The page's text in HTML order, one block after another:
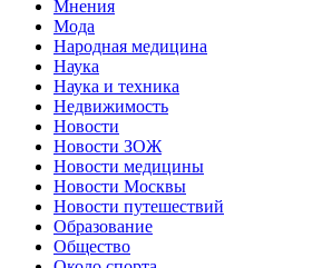
Мнения
Мода
Народная медицина
Наука
Наука и техника
Недвижимость
Новости
Новости ЗОЖ
Новости медицины
Новости Москвы
Новости путешествий
Образование
Общество